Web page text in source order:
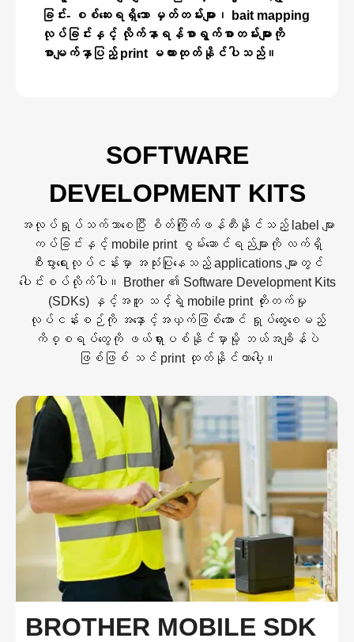
ခြင်း- စစ်ဆေးရရှိသော မှတ်တမ်းများ၊ bait mapping
လုပ်ခြင်းနှင့် လိုက်နာရန်စာရွက်စာတမ်းများကို
စာမျက်နှာပြည့် print မထားထုတ်နိုင်ပါသည်။
SOFTWARE
DEVELOPMENT KITS
အလုပ်ရှုပ်သက်သာစေပြီး စိတ်ကြိုက်ဖန်တီးနိုင်သည့် label များ
ကပ်ခြင်းနှင့် mobile print စွမ်းဆောင်ရည်များကို လက်ရှိ
စီးပွားရေးလုပ်ငန်းမှာ အသုံးပြုနေသည့် applications များတွင်
ပေါင်းစပ်လိုက်ပါ။ Brother ၏ Software Development Kits
(SDKs) နှင့်အတူ သင့်ရဲ့ mobile print တိုးတက်မှု
လုပ်ငန်းစဉ်ကို အနှောင့်အယှက်ဖြစ်အောင် ရှုပ်ထွေးစေမည့်
ကိစ္စရပ်တွေကို ဖယ်ရှားပစ်နိုင်မှာမို့ ဘယ်အချိန်ပဲ
ဖြစ်ဖြစ် သင် print ထုတ်နိုင်တာပေ့ါ။
BROTHER MOBILE SDK